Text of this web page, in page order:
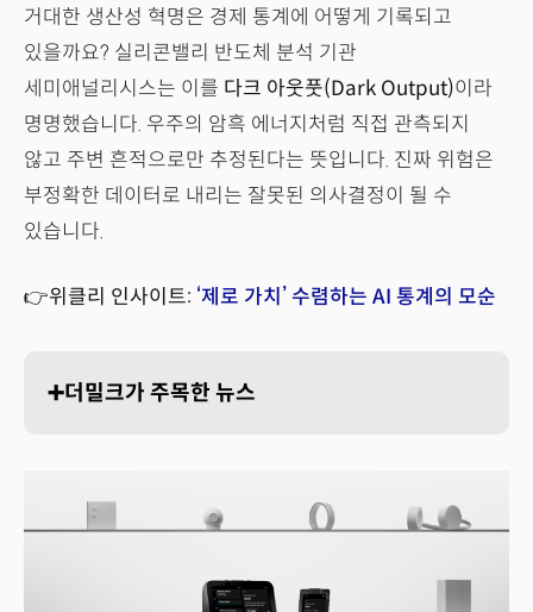
거대한 생산성 혁명은 경제 통계에 어떻게 기록되고
있을까요? 실리콘밸리 반도체 분석 기관
세미애널리시스는 이를 다크 아웃풋(Dark Output)이라
명명했습니다. 우주의 암흑 에너지처럼 직접 관측되지
않고 주변 흔적으로만 추정된다는 뜻입니다. 진짜 위험은
부정확한 데이터로 내리는 잘못된 의사결정이 될 수
있습니다.
👉위클리 인사이트: ‘제로 가치’ 수렴하는 AI 통계의 모순
➕더밀크가 주목한 뉴스